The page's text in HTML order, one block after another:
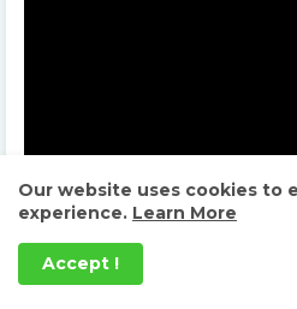
Our website uses cookies to
experience. Learn More
Accept !